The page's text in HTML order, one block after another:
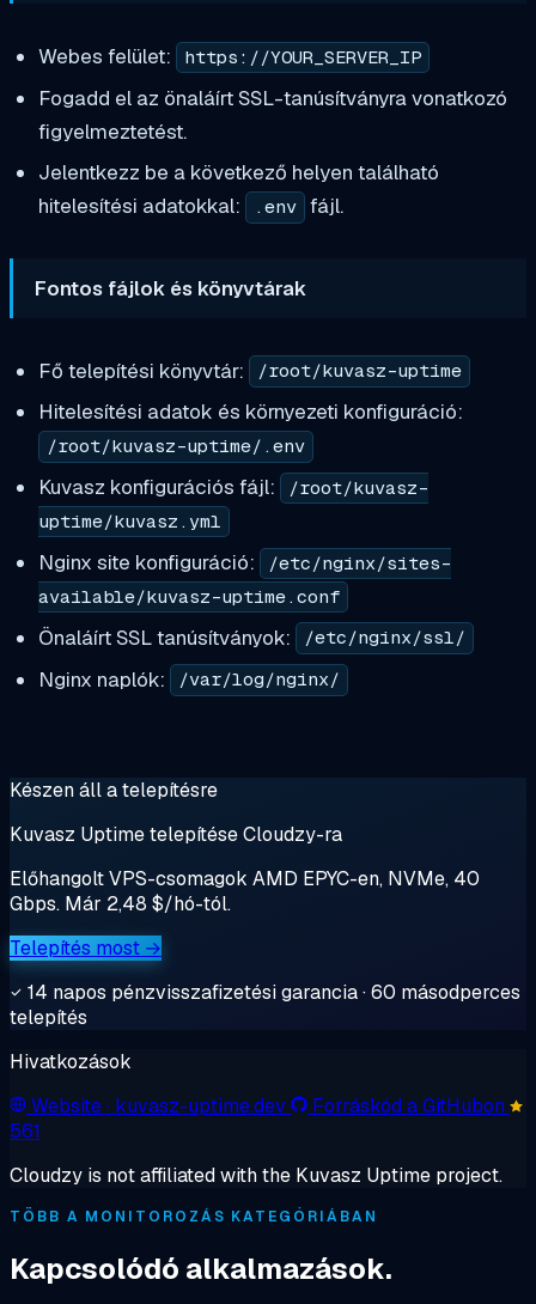
Webes felület: https://YOUR_SERVER_IP
Fogadd el az önaláírt SSL-tanúsítványra vonatkozó
figyelmeztetést.
Jelentkezz be a következő helyen található
hitelesítési adatokkal:
.env fájl.
Fontos fájlok és könyvtárak
Fő telepítési könyvtár: /root/kuvasz-uptime
Hitelesítési adatok és környezeti konfiguráció:
/root/kuvasz-uptime/.env
Kuvasz konfigurációs fájl:
/root/kuvasz-
uptime/kuvasz.yml
Nginx site konfiguráció:
/etc/nginx/sites-
available/kuvasz-uptime.conf
Önaláírt SSL tanúsítványok: /etc/nginx/ssl/
Nginx naplók: /var/log/nginx/
Készen áll a telepítésre
Kuvasz Uptime telepítése Cloudzy-ra
Előhangolt VPS-csomagok AMD EPYC-en, NVMe, 40
Gbps. Már 2,48 $/hó-tól.
Telepítés most →
14 napos pénzvisszafizetési garancia · 60 másodperces
telepítés
Hivatkozások
Website· kuvasz-uptime.dev
Forráskód a GitHubon
561
Cloudzy is not affiliated with the Kuvasz Uptime project.
TÖBB A MONITOROZÁS KATEGÓRIÁBAN
Kapcsolódó alkalmazások.